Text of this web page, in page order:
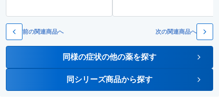
前の関連商品へ 次の関連商品へ
同様の症状の他の薬を探す
同シリーズ商品から探す